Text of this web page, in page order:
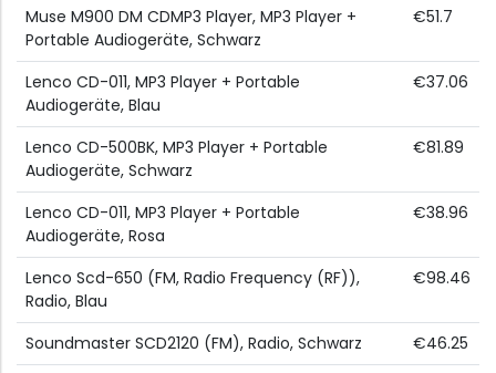
Muse M900 DM CDMP3 Player, MP3 Player +
Portable Audiogeräte, Schwarz
€51.7
Lenco CD-011, MP3 Player + Portable
Audiogeräte, Blau
€37.06
Lenco CD-500BK, MP3 Player + Portable
Audiogeräte, Schwarz
€81.89
Lenco CD-011, MP3 Player + Portable
Audiogeräte, Rosa
€38.96
Lenco Scd-650 (FM, Radio Frequency (RF)),
Radio, Blau
€98.46
Soundmaster SCD2120 (FM), Radio, Schwarz
€46.25